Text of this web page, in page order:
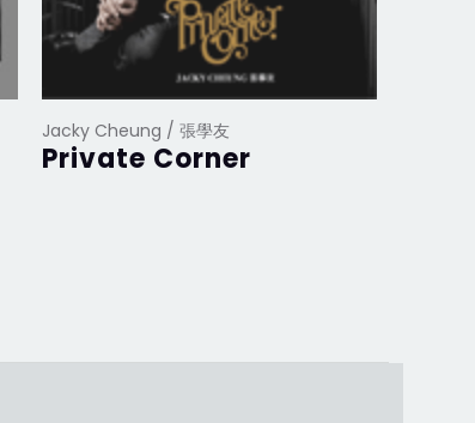
Jacky Cheung / 張學友
Private Corner